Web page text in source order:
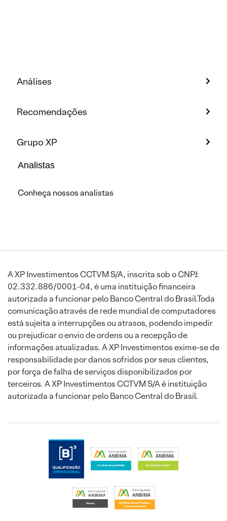
Análises
Recomendações
Grupo XP
Analistas
Conheça nossos analistas
A XP Investimentos CCTVM S/A, inscrita sob o CNPJ:
02.332.886/0001-04, é uma instituição financeira
autorizada a funcionar pelo Banco Central do Brasil.Toda
comunicação através de rede mundial de computadores
está sujeita a interrupções ou atrasos, podendo impedir
ou prejudicar o envio de ordens ou a recepção de
informações atualizadas. A XP Investimentos exime-se de
responsabilidade por danos sofridos por seus clientes,
por força de falha de serviços disponibilizados por
terceiros. A XP Investimentos CCTVM S/A é instituição
autorizada a funcionar pelo Banco Central do Brasil.